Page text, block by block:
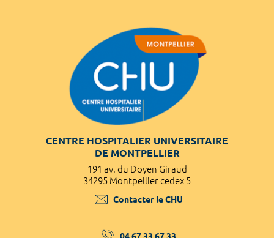
CENTRE HOSPITALIER UNIVERSITAIRE
DE MONTPELLIER
191 av. du Doyen Giraud
34295 Montpellier cedex 5
Contacter le CHU
04 67 33 67 33